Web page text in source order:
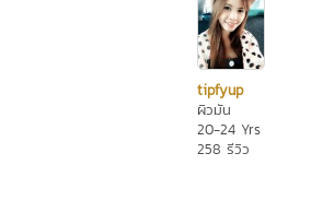
tipfyup
ผิวมัน
20-24 Yrs
258 รีวิว